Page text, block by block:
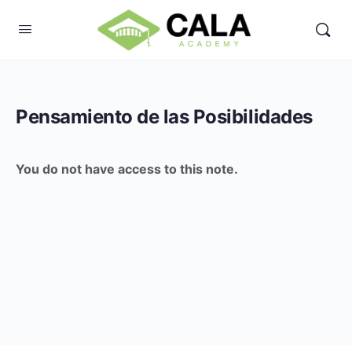
Pensamiento de las Posibilidades
You do not have access to this note.